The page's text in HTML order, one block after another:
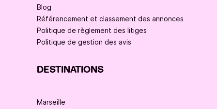
Blog
Référencement et classement des annonces
Politique de règlement des litiges
Politique de gestion des avis
DESTINATIONS
Marseille